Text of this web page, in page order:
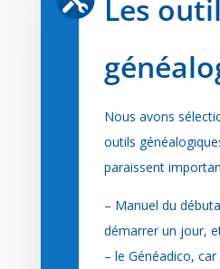
Les
Nous avons
outils
paraissent
– Manuel du
démarrer un jour,
– le Généadico,